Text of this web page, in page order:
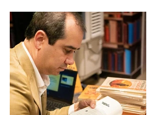
Under 21 por tercer año consecutivo,
formando parte una vez más de la
selección anual de la publicación que
destaca a los artistas menores de 21 años
más influyentes de la industria musical.
Este reconocimiento reaf